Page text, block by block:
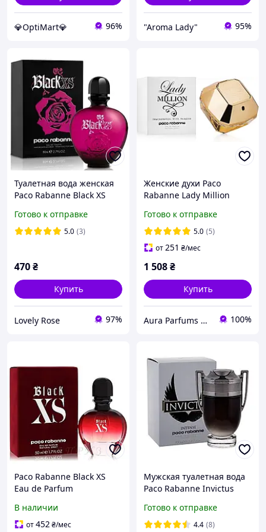
💎OptiMart💎 96% "Aroma Lady" 95%
Туалетная вода женская
Paco Rabanne Black XS
ml
Готово к отправке
5.0 (3)
470₴
Купить
Lovely Rose 97%
Женские духи Paco
Rabanne Lady Million
Миллион)
Парфюмированная вода
80 ml/мл Тестер
Готово к отправке
5.0 (5)
от251 ₴/мес
1 508₴
Купить
Aura Parfums | Интернет-магазин парфюмерии и косметики 100%
Paco Rabanne Black XS
Eau de Parfum
50 мл
В наличии
от452₴/мес
Мужская туалетная вода
Paco Rabanne Invictus
Инвиктус Интенс 100 мл
Готово к отправке
4.4 (8)